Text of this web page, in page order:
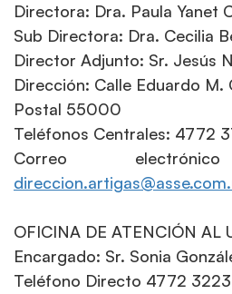
Directora: Dra. Paula Yanet
Sub Directora: Dra. Cecilia
Director Adjunto: Sr. Jesús
Dirección: Calle Eduardo
Postal 55000
Teléfonos Centrales: 4772
Correo
OFICINA DE ATENCIÓN AL
Encargado: Sr. Sonia
Teléfono Directo 4772 3223